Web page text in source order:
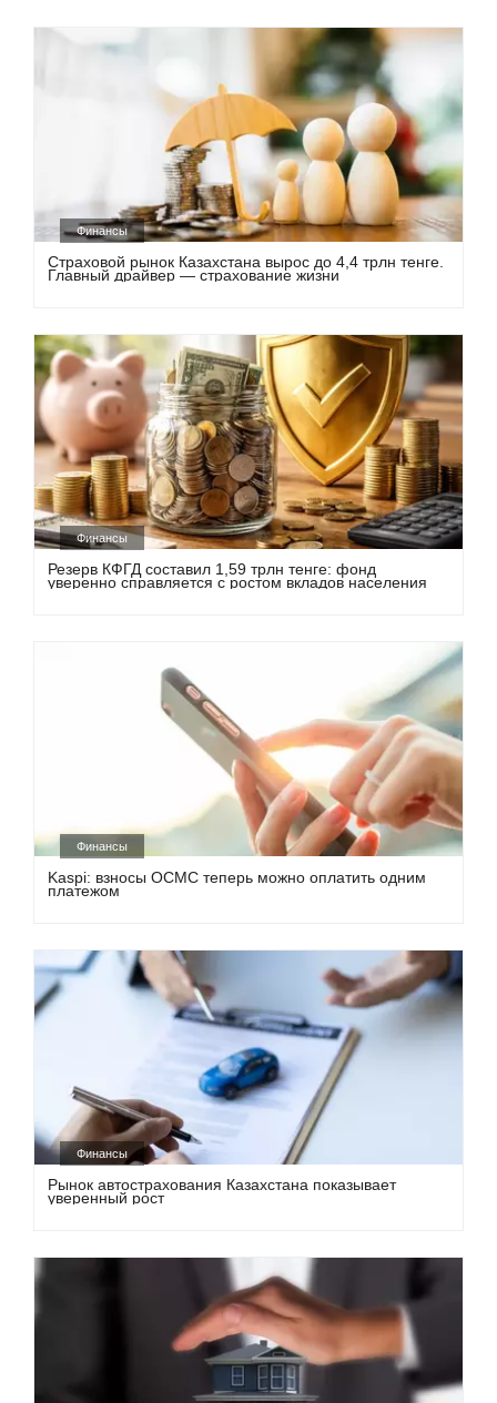
Финансы
Страховой рынок Казахстана вырос до 4,4 трлн тенге.
Главный драйвер — страхование жизни
Финансы
Резерв КФГД составил 1,59 трлн тенге: фонд
уверенно справляется с ростом вкладов населения
Финансы
Kaspi: взносы ОСМС теперь можно оплатить одним
платежом
Финансы
Рынок автострахования Казахстана показывает
уверенный рост